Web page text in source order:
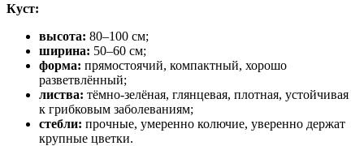
Куст:
высота: 80–100 см;
ширина: 50–60 см;
форма: прямостоячий, компактный, хорошо
разветвлённый;
листва: тёмно‑зелёная, глянцевая, плотная, устойчивая
к грибковым заболеваниям;
стебли: прочные, умеренно колючие, уверенно держат
крупные цветки.